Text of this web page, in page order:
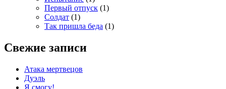
Первый отпуск (1)
Солдат (1)
Так пришла беда (1)
Свежие записи
Атака мертвецов
Дуэль